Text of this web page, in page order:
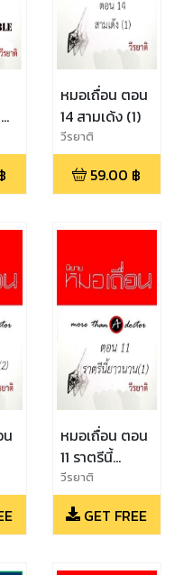
หมอเถื่อน ตอน
14 สามเด้ง (1)
วีรยาติ
59.00 ฿
หมอเถื่อน ตอน
11 ราตรีนี้
ยาวนาน (1)
วีรยาติ
GET FREE